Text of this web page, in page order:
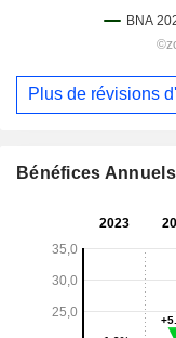
Plus de révisions
Bénéfices